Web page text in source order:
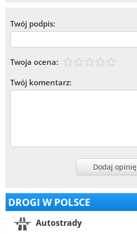
Twój podpis:
Twoja ocena:
Twój komentarz:
Dodaj opinię
DROGI W POLSCE
Autostrady